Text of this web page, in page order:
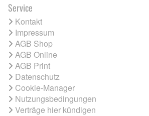
Service
Kontakt
Impressum
AGB Shop
AGB Online
AGB Print
Datenschutz
Cookie-Manager
Nutzungsbedingungen
Verträge hier kündigen